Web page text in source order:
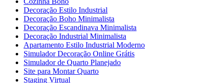
Decoração Estilo Industrial
Decoração Boho Minimalista
Decoração Escandinava Minimalista
Decoração Industrial Minimalista
Apartamento Estilo Industrial Moderno
Simulador Decoração Online Grátis
Simulador de Quarto Planejado
Site para Montar Quarto
Staging Virtual